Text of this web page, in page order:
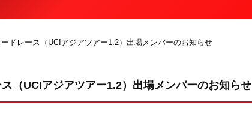
ドレース（UCIアジアツアー1.2）出場メンバーのお知らせ
（UCIアジアツアー1.2）出場メンバーのお知らせ